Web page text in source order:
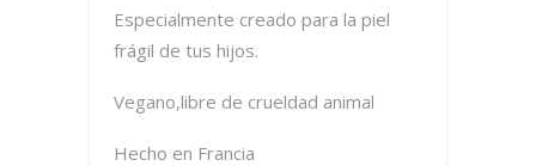
Especialmente creado para la piel
frágil de tus hijos.
Vegano,libre de crueldad animal
Hecho en Francia